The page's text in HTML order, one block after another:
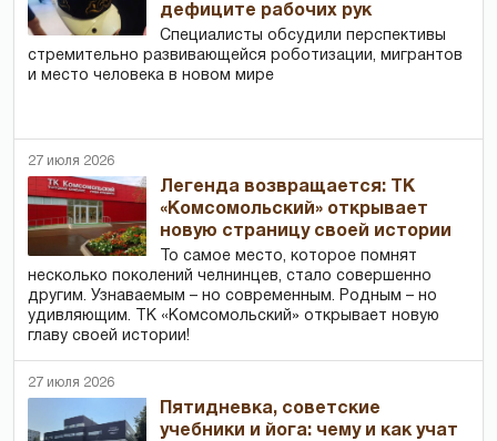
дефиците рабочих рук
Специалисты обсудили перспективы
стремительно развивающейся роботизации, мигрантов
и место человека в новом мире
27 июля 2026
Легенда возвращается: ТК
«Комсомольский» открывает
новую страницу своей истории
То самое место, которое помнят
несколько поколений челнинцев, стало совершенно
другим. Узнаваемым – но современным. Родным – но
удивляющим. ТК «Комсомольский» открывает новую
главу своей истории!
27 июля 2026
Пятидневка, советские
учебники и йога: чему и как учат